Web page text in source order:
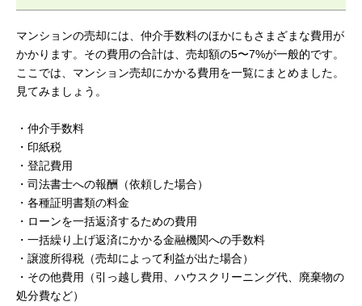
マンションの売却には、仲介手数料のほかにもさまざまな費用が
かかります。その費用の合計は、売却額の5〜7%が一般的です。
ここでは、マンション売却にかかる費用を一覧にまとめました。
見てみましょう。
・仲介手数料
・印紙税
・登記費用
・司法書士への報酬（依頼した場合）
・各種証明書類の料金
・ローンを一括返済するための費用
・一括繰り上げ返済にかかる金融機関への手数料
・譲渡所得税（売却によって利益が出た場合）
・その他費用（引っ越し費用、ハウスクリーニング代、廃棄物の
処分費など）